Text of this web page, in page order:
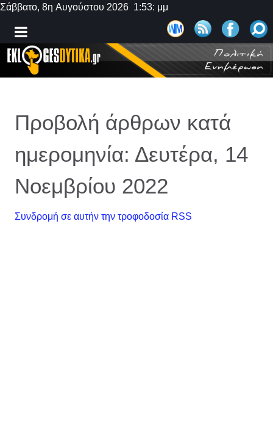
Σάββατο, 8η Αυγούστου 2026 1:53: μμ
Προβολή άρθρων κατά
ημερομηνία: Δευτέρα, 14
Νοεμβρίου 2022
Συνδρομή σε αυτήν την τροφοδοσία RSS